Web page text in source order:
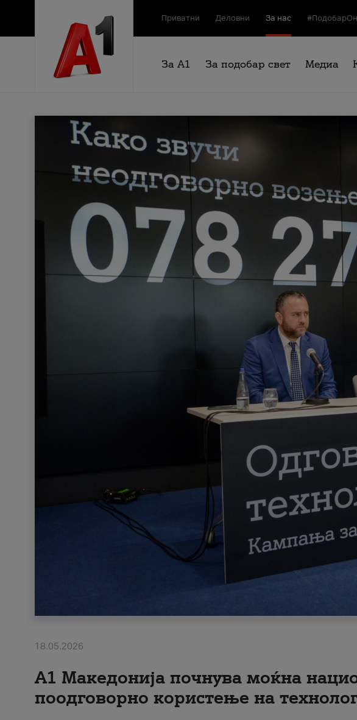
Приватни Деловни За нас
За А1 За подобар свет Медиа
18.05.2026
A1 Македонија почнува моќна
поодговорно користење на